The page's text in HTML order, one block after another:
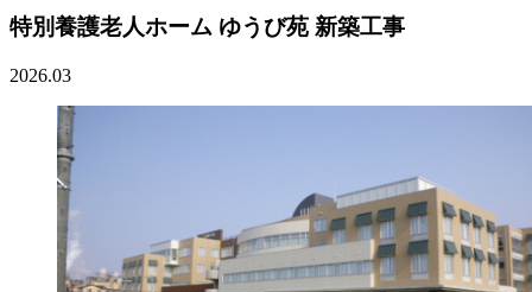
特別養護老人ホーム ゆうび苑 新築工事
2026.03